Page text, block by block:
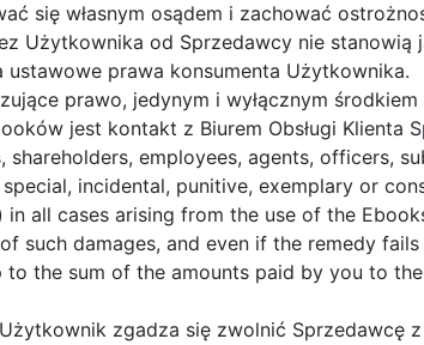
się własnym osądem i zachować
Użytkownika od Sprzedawcy nie stanowią
prawa konsumenta Użytkownika.
prawo, jedynym i wyłącznym
jest kontakt z Biurem Obsługi Klienta
employees, agents, officers,
incidental, punitive, exemplary or
all cases arising from the use of the
such damages, and even if the remedy
the sum of the amounts paid by you to
zgadza się zwolnić Sprzedawcę